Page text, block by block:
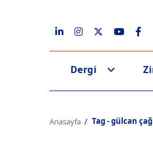
Dergi
Anasayfa Tag - gülcan